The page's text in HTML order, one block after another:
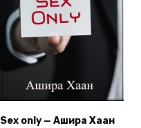
Sex only — Ашира Хаан